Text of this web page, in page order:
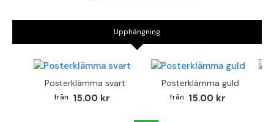
Upphängning
Posterklämma svart
15.00 kr
Posterklämma guld
15.00 kr